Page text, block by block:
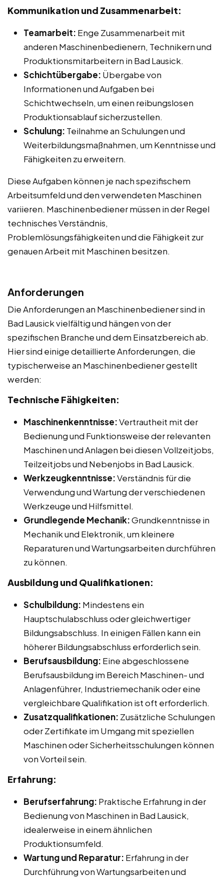
Kommunikation und Zusammenarbeit:
Teamarbeit: Enge Zusammenarbeit mit
anderen Maschinenbedienern, Technikern und
Produktionsmitarbeitern in Bad Lausick.
Schichtübergabe: Übergabe von
Informationen und Aufgaben bei
Schichtwechseln, um einen reibungslosen
Produktionsablauf sicherzustellen.
Schulung: Teilnahme an Schulungen und
Weiterbildungsmaßnahmen, um Kenntnisse und
Fähigkeiten zu erweitern.
Diese Aufgaben können je nach spezifischem
Arbeitsumfeld und den verwendeten Maschinen
variieren. Maschinenbediener müssen in der Regel
technisches Verständnis,
Problemlösungsfähigkeiten und die Fähigkeit zur
genauen Arbeit mit Maschinen besitzen.
Anforderungen
Die Anforderungen an Maschinenbediener sind in
Bad Lausick vielfältig und hängen von der
spezifischen Branche und dem Einsatzbereich ab.
Hier sind einige detaillierte Anforderungen, die
typischerweise an Maschinenbediener gestellt
werden:
Technische Fähigkeiten:
Maschinenkenntnisse:Vertrautheit mit der
Bedienung und Funktionsweise der relevanten
Maschinen und Anlagen bei diesen Vollzeitjobs,
Teilzeitjobs und Nebenjobs in Bad Lausick.
Werkzeugkenntnisse:Verständnis für die
Verwendung und Wartung der verschiedenen
Werkzeuge und Hilfsmittel.
Grundlegende Mechanik:Grundkenntnisse in
Mechanik und Elektronik, um kleinere
Reparaturen und Wartungsarbeiten durchführen
zu können.
Ausbildung und Qualifikationen:
Schulbildung: Mindestens ein
Hauptschulabschluss oder gleichwertiger
Bildungsabschluss. In einigen Fällen kann ein
höherer Bildungsabschluss erforderlich sein.
Berufsausbildung: Eine abgeschlossene
Berufsausbildung im Bereich Maschinen- und
Anlagenführer, Industriemechanik oder eine
vergleichbare Qualifikation ist oft erforderlich.
Zusatzqualifikationen: Zusätzliche Schulungen
oder Zertifikate im Umgang mit speziellen
Maschinen oder Sicherheitsschulungen können
von Vorteil sein.
Erfahrung:
Berufserfahrung: Praktische Erfahrung in der
Bedienung von Maschinen in Bad Lausick,
idealerweise in einem ähnlichen
Produktionsumfeld.
Wartung und Reparatur: Erfahrung in der
Durchführung von Wartungsarbeiten und